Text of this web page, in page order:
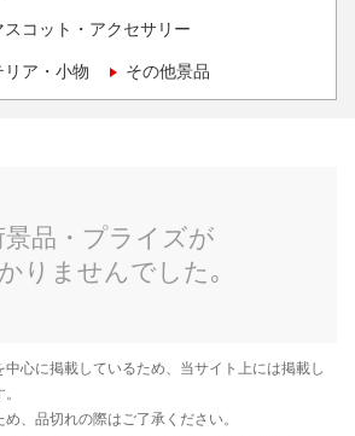
コット・アクセサリー
ア・小物 その他景品